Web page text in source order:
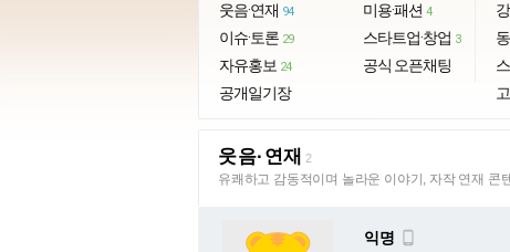
웃음·연재 94
이슈·토론 29
자유홍보 24
공개일기장
미용·패션 4
스타트업·창업 3
공식 오픈채팅
웃음·연재 2
유쾌하고 감동적이며 놀라운 이야기, 자작 연재 콘
익명 